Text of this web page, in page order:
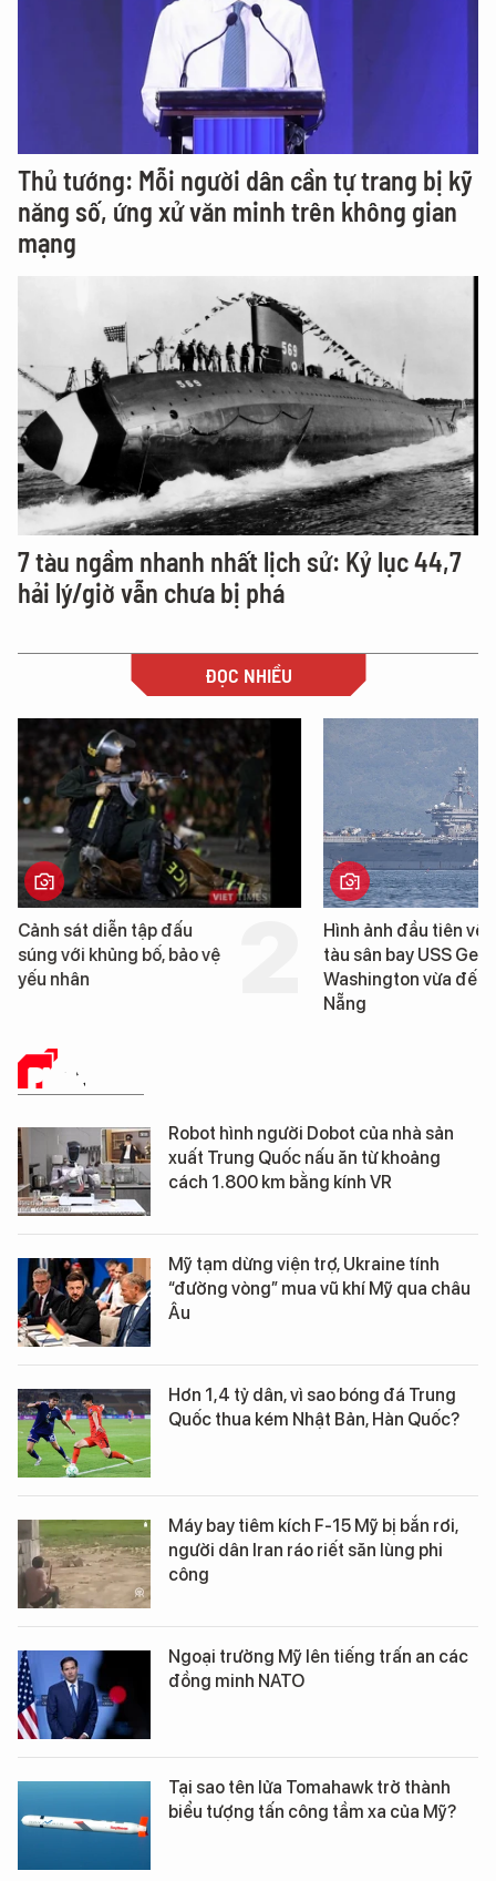
Thủ tướng: Mỗi người dân cần tự trang bị kỹ
năng số, ứng xử văn minh trên không gian
mạng
7 tàu ngầm nhanh nhất lịch sử: Kỷ lục 44,7
hải lý/giờ vẫn chưa bị phá
ĐỌC NHIỀU
Hình ảnh đầu tiên về siêu
tàu sân bay USS George
Washington vừa đến Đà
Cận cảnh chiến hạm
tống tàu sân bay USS
George Washington
Đà Nẵng
PHÂN TÍCH
Robot hình người Dobot của nhà sản
xuất Trung Quốc nấu ăn từ khoảng
cách 1.800 km bằng kính VR
Mỹ tạm dừng viện trợ, Ukraine tính
“đường vòng” mua vũ khí Mỹ qua châu
Âu
Hơn 1,4 tỷ dân, vì sao bóng đá Trung
Quốc thua kém Nhật Bản, Hàn Quốc?
Máy bay tiêm kích F-15 Mỹ bị bắn rơi,
người dân Iran ráo riết săn lùng phi
công
Ngoại trưởng Mỹ lên tiếng trấn an các
đồng minh NATO
Tại sao tên lửa Tomahawk trở thành
biểu tượng tấn công tầm xa của Mỹ?